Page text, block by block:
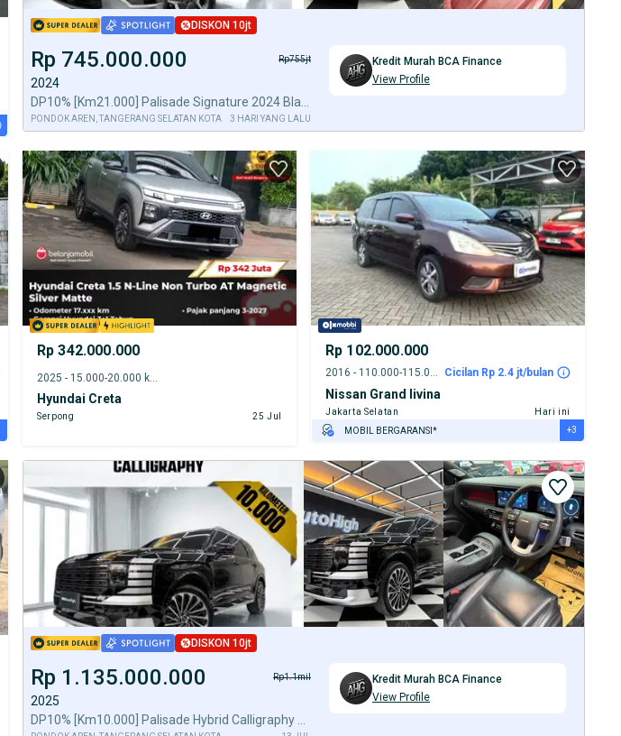
DISKON 10jt
Rp 745.000.000 Rp755jt
2024
PONDOK AREN, TANGERANG SELATAN KOTA 3 HARI YANG LALU
Kredit Murah BCA Finance
View Profile
Rp 342.000.000
2025 - 15.000-20.000 km
Hyundai Creta
Serpong 25 Jul
Rp 102.000.000
2016 - 110.000-115.000 km Cicilan Rp 2.4 jt/bulan
Nissan Grand livina
Jakarta Selatan
Hari ini
MOBIL BERGARANSI*
TEST DRIVE DARI RUMAH
GRATIS BIAYA JASA PERAWATAN*
+3
DISKON 10jt
Rp 1.135.000.000 Rp1.1mil
2025
Kredit Murah BCA Finance
View Profile